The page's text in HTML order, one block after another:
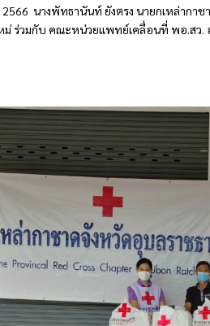
นางพัทธานันท์ ยังตรง นายกเหล่ากา
หม่ ร่วมกับ คณะหน่วยแพทย์เคลื่อนที่ พอ.ส